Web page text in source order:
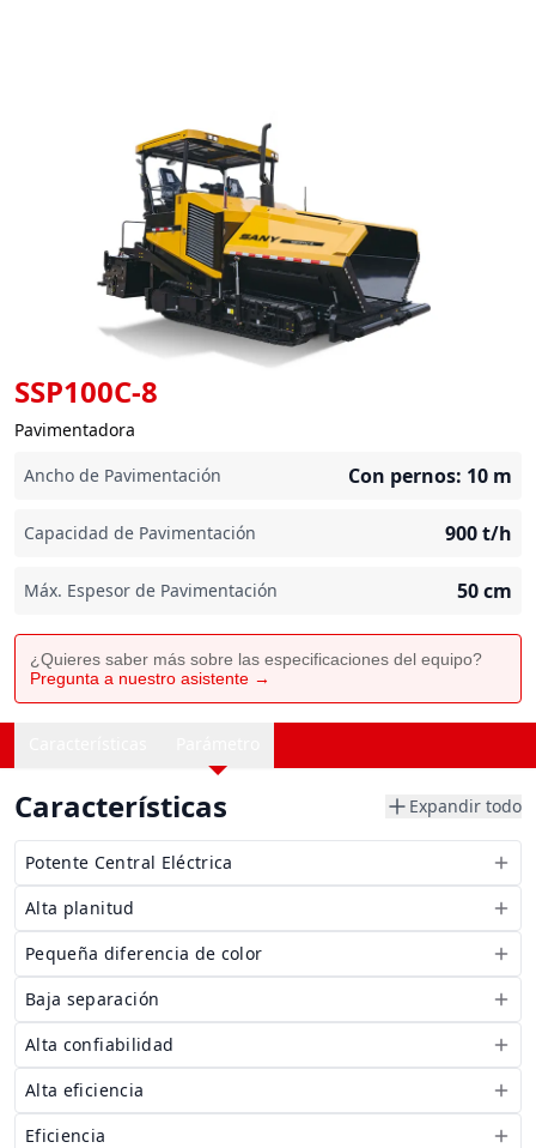
SSP100C-8
Pavimentadora
Ancho de Pavimentación
Con pernos: 10 m
Capacidad de Pavimentación 900t/h
Máx. Espesor de Pavimentación 50cm
¿Quieres saber más sobre las especificaciones del equipo?
Pregunta a nuestro asistente →
Características Expandir todo
Potente Central Eléctrica
Alta planitud
Pequeña diferencia de color
Baja separación
Alta confiabilidad
Alta eficiencia
Eficiencia